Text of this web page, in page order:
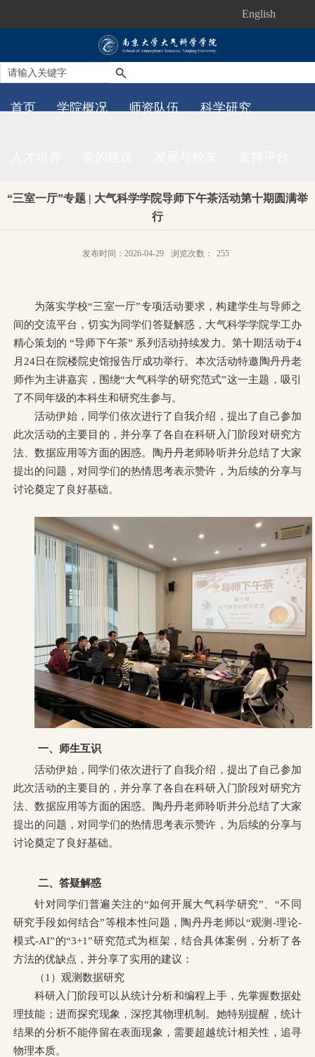
English
首页 学院概况 师资队伍 科学研究
“三室一厅”专题 | 大气科学学院导师下午茶活动第十期圆满举
行
发布时间：2026-04-29 浏览次数： 255
为落实学校“三室一厅”专项活动要求，构建学生与导师之
间的交流平台，切实为同学们答疑解惑，大气科学学院学工办
精心策划的 “导师下午茶” 系列活动持续发力。第十期活动于4
月24日在院楼院史馆报告厅成功举行。本次活动特邀陶丹丹老
师作为主讲嘉宾，围绕“大气科学的研究范式”这一主题，吸引
了不同年级的本科生和研究生参与。
活动伊始，同学们依次进行了自我介绍，提出了自己参加
此次活动的主要目的，并分享了各自在科研入门阶段对研究方
法、数据应用等方面的困惑。陶丹丹老师聆听并分总结了大家
提出的问题，对同学们的热情思考表示赞许，为后续的分享与
讨论奠定了良好基础。
一、师生互识
活动伊始，同学们依次进行了自我介绍，提出了自己参加
此次活动的主要目的，并分享了各自在科研入门阶段对研究方
法、数据应用等方面的困惑。陶丹丹老师聆听并分总结了大家
提出的问题，对同学们的热情思考表示赞许，为后续的分享与
讨论奠定了良好基础。
二、答疑解惑
针对同学们普遍关注的“如何开展大气科学研究”、“不同
研究手段如何结合”等根本性问题，陶丹丹老师以“观测-理论-
模式-AI”的“3+1”研究范式为框架，结合具体案例，分析了各
方法的优缺点，并分享了实用的建议：
（1）观测数据研究
科研入门阶段可以从统计分析和编程上手，先掌握数据处
理技能；进而探究现象，深挖其物理机制。她特别提醒，统计
结果的分析不能停留在表面现象，需要超越统计相关性 ，追寻
物理本质。